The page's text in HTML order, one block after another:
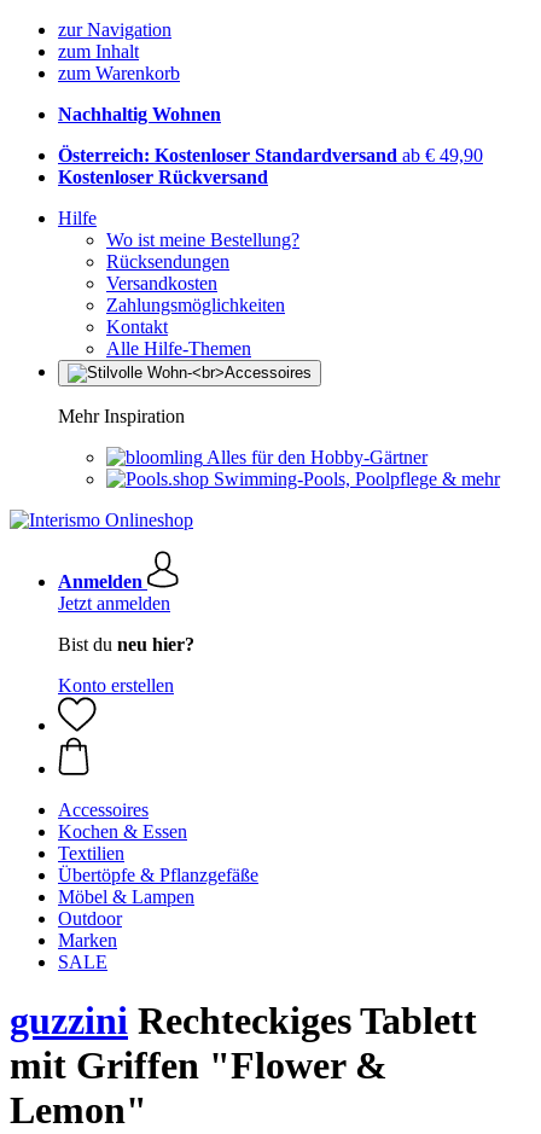
zur Navigation
zum Inhalt
zum Warenkorb
Nachhaltig Wohnen
Österreich: Kostenloser Standardversand ab € 49,90
Kostenloser Rückversand
Hilfe
Wo ist meine Bestellung?
Rücksendungen
Versandkosten
Zahlungsmöglichkeiten
Kontakt
Alle Hilfe-Themen
Mehr Inspiration
Alles für den Hobby-Gärtner
Swimming-Pools, Poolpflege & mehr
Anmelden
Jetzt anmelden
Bist du neu hier?
Konto erstellen
Accessoires
Kochen & Essen
Textilien
Übertöpfe & Pflanzgefäße
Möbel & Lampen
Outdoor
Marken
SALE
guzzini Rechteckiges Tablett
mit Griffen "Flower &
Lemon"